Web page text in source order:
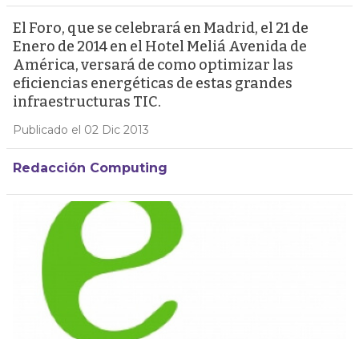
El Foro, que se celebrará en Madrid, el 21 de
Enero de 2014 en el Hotel Meliá Avenida de
América, versará de como optimizar las
eficiencias energéticas de estas grandes
infraestructuras TIC.
Publicado el 02 Dic 2013
Redacción Computing